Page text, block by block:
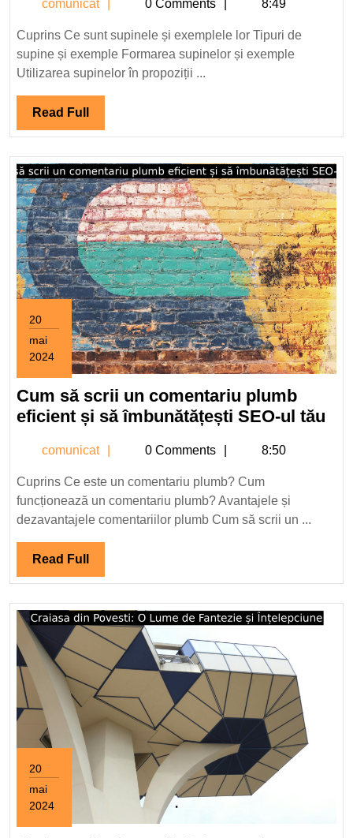
limba
română:
definiție,
tipuri
comunicat 0 Comments 8:49
Cuprins Ce sunt supinele și exemplele lor Tipuri de
supine și exemple Formarea supinelor și exemple
Utilizarea supinelor în propoziții ...
Read Full Read
Full
20
mai
2024
2024
Cum să scrii un comentariu plumb
eficient și să îmbunătățești SEO-ul tău
să
comunicat comunicat
0 Comments 8:50
Cuprins Ce este un comentariu plumb? Cum
funcționează un comentariu plumb? Avantajele și
dezavantajele comentariilor plumb Cum să scrii un ...
Read Full Read
Full
20
mai
2024